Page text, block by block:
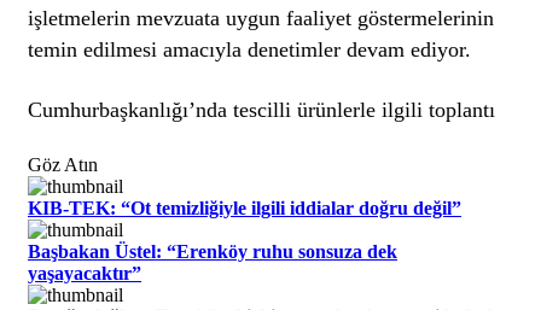
işletmelerin mevzuata uygun faaliyet göstermelerinin
temin edilmesi amacıyla denetimler devam ediyor.
Cumhurbaşkanlığı’nda tescilli ürünlerle ilgili toplantı
Göz Atın
KIB-TEK: “Ot temizliğiyle ilgili iddialar doğru değil”
Başbakan Üstel: “Erenköy ruhu sonsuza dek
yaşayacaktır”